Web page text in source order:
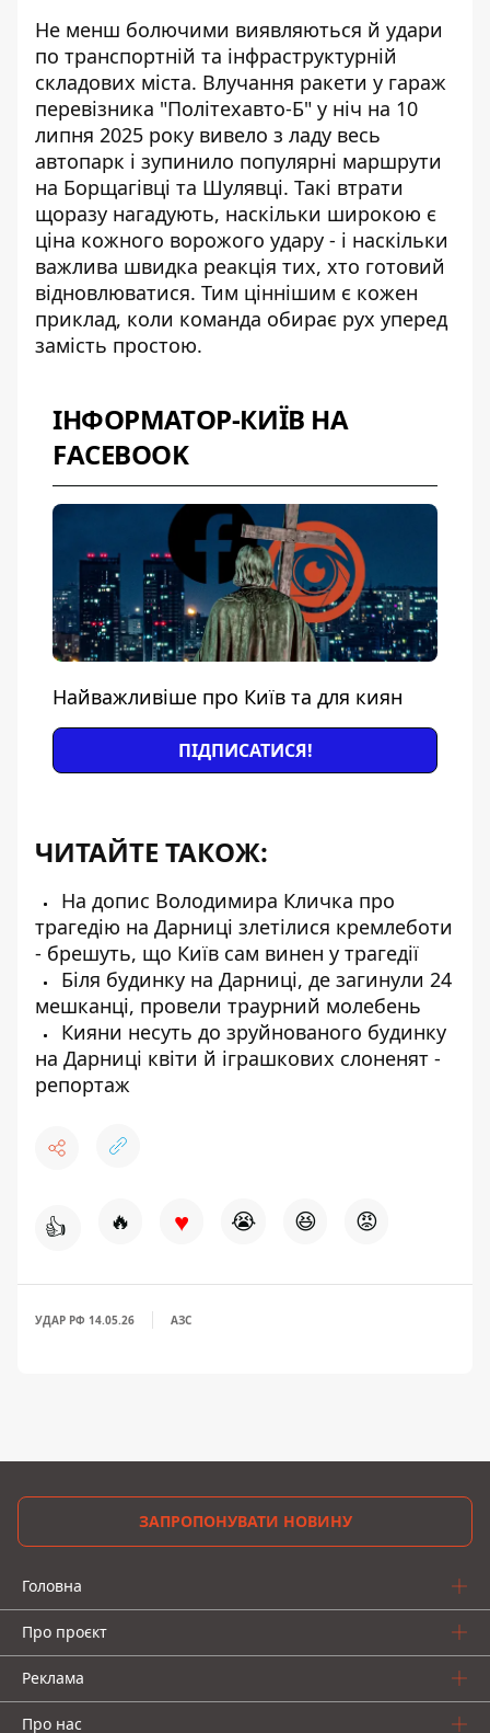
Не менш болючими виявляються й удари
по транспортній та інфраструктурній
складових міста. Влучання ракети у гараж
перевізника "Політехавто-Б" у ніч на 10
липня 2025 року вивело з ладу весь
автопарк і зупинило популярні маршрути
на Борщагівці та Шулявці. Такі втрати
щоразу нагадують, наскільки широкою є
ціна кожного ворожого удару - і наскільки
важлива швидка реакція тих, хто готовий
відновлюватися. Тим ціннішим є кожен
приклад, коли команда обирає рух уперед
замість простою.
ІНФОРМАТОР-КИЇВ НА
FACEBOOK
Найважливіше про Київ та для киян
ПІДПИСАТИСЯ!
ЧИТАЙТЕ ТАКОЖ:
На допис Володимира Кличка про
трагедію на Дарниці злетілися кремлеботи
- брешуть, що Київ сам винен у трагедії
Біля будинку на Дарниці, де загинули 24
мешканці, провели траурний молебень
Кияни несуть до зруйнованого будинку
на Дарниці квіти й іграшкових слоненят -
репортаж
👍 🔥 ♥ 😭 😆 😡
УДАР РФ 14.05.26 АЗС
ЗАПРОПОНУВАТИ НОВИНУ
Головна
Про проєкт
Реклама
Про нас